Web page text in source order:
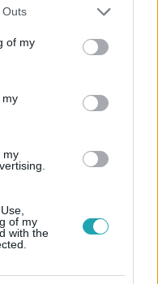
one or more Google
You may click to
its third-party tags to
in below Google
Outs
of my
my
my
of my
with the
első üzlete
úgy döntöttek,
igent mondanak az
6. részében.
6:59